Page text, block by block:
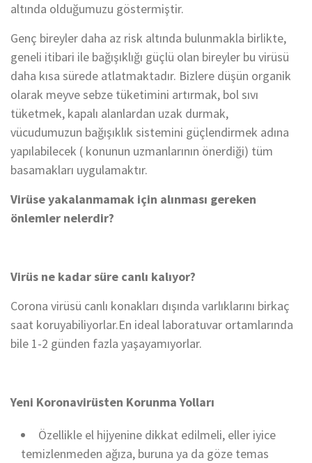
altında olduğumuzu göstermiştir.
Genç bireyler daha az risk altında bulunmakla birlikte,
geneli itibari ile bağışıklığı güçlü olan bireyler bu virüsü
daha kısa sürede atlatmaktadır. Bizlere düşün organik
olarak meyve sebze tüketimini artırmak, bol sıvı
tüketmek, kapalı alanlardan uzak durmak,
vücudumuzun bağışıklık sistemini güçlendirmek adına
yapılabilecek ( konunun uzmanlarının önerdiği) tüm
basamakları uygulamaktır.
Virüse yakalanmamak için alınması gereken
önlemler nelerdir?
Virüs ne kadar süre canlı kalıyor?
Corona virüsü canlı konakları dışında varlıklarını birkaç
saat koruyabiliyorlar.En ideal laboratuvar ortamlarında
bile 1-2 günden fazla yaşayamıyorlar.
Yeni Koronavirüsten Korunma Yolları
Özellikle el hijyenine dikkat edilmeli, eller iyice
temizlenmeden ağıza, buruna ya da göze temas